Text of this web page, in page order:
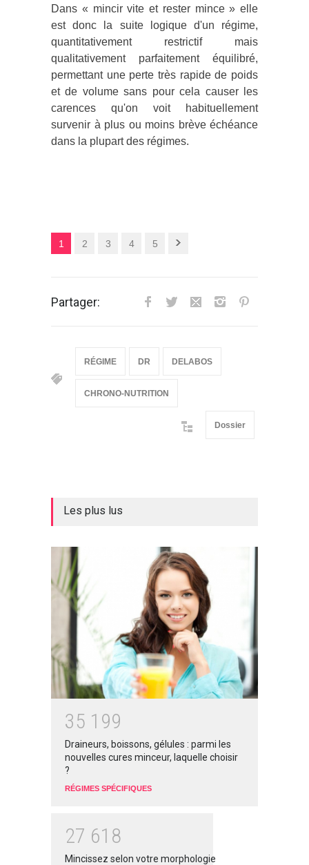
Dans « mincir vite et rester mince » elle
est donc la suite logique d'un régime,
quantitativement restrictif mais
qualitativement parfaitement équilibré,
permettant une perte très rapide de poids
et de volume sans pour cela causer les
carences qu'on voit habituellement
survenir à plus ou moins brève échéance
dans la plupart des régimes.
1 2 3 4 5
Partager:
RÉGIME DR DELABOS
CHRONO-NUTRITION
Dossier
Les plus lus
35 1 99
Draineurs, boissons, gélules : parmi les
nouvelles cures minceur, laquelle choisir
?
RÉGIMES SPÉCIFIQUES
27 61 8
Mincissez selon votre morphologie